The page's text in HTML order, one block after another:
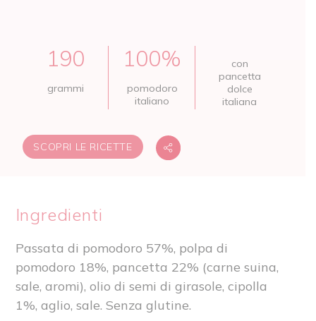
190
grammi
100%
pomodoro
italiano
con
pancetta
dolce
italiana
SCOPRI LE RICETTE
Ingredienti
Passata di pomodoro 57%, polpa di
pomodoro 18%, pancetta 22% (carne suina,
sale, aromi), olio di semi di girasole, cipolla
1%, aglio, sale. Senza glutine.